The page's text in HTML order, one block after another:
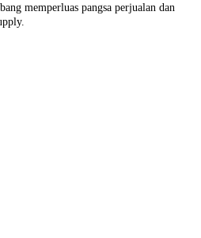
memperluas pangsa perjualan dan